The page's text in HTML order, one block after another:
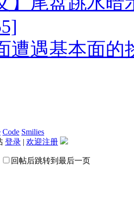
遭遇基本面的
Code Smilies
登录 | 欢迎注册
回帖后跳转到最后一页